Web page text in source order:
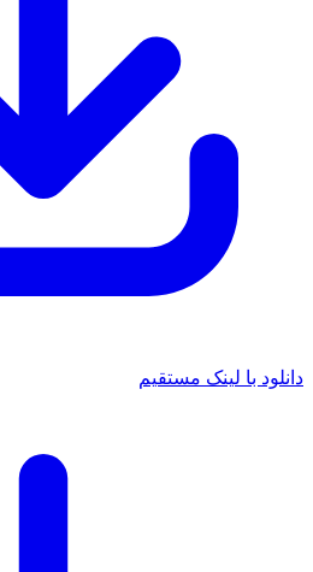
دانلود با لینک مستقیم